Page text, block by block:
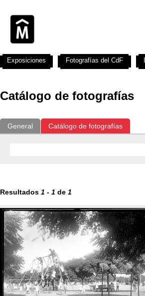
Catálogo de fotografías
General Catálogo de fotografías
Resultados 1 - 1 de 1
Exposiciones Fotografías del CdF